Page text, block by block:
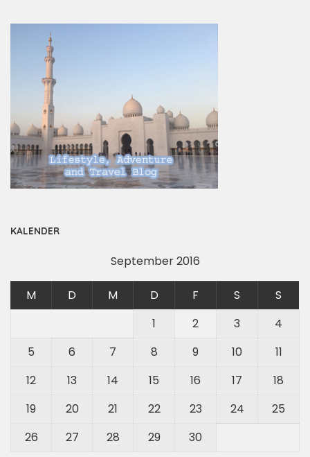
KALENDER
September 2016
M D M D F S
S
1
2 3
4
5
6 7 8 9 10
11
12
13 14 15 16 17
18
19
20 21 22 23 24
25
26
27 28 29 30